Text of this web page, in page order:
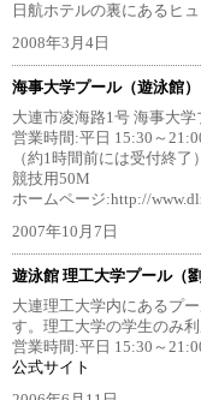
日航ホテルの裏にあるヒ
2008年3月4日
海事大学プール（遊泳館）
大連市凌海路1号 海事大学
営業時間:平日 15:30～
（約1時間前には受付終了）
競技用50M
ホームページ:http://
2007年10月7日
遊泳館 理工大学プール（
大連理工大学内にあるプ
す。理工大学の学生のみ
営業時間:平日 15:30～
公式サイト